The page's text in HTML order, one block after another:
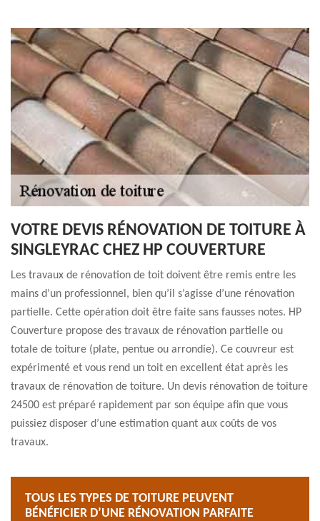
VOTRE DEVIS RÉNOVATION DE TOITURE À
SINGLEYRAC CHEZ HP COUVERTURE
Les travaux de rénovation de toit doivent être remis entre les
mains d’un professionnel, bien qu’il s’agisse d’une rénovation
partielle. Cette opération doit être faite sans fausses notes. HP
Couverture propose des travaux de rénovation partielle ou
totale de toiture (plate, pentue ou arrondie). Ce couvreur est
expérimenté et vous rend un toit en excellent état après les
travaux de rénovation de toiture. Un devis rénovation de toiture
24500 est préparé rapidement par son équipe afin que vous
puissiez disposer d’une estimation quant aux coûts de vos
travaux.
TOUS LES TYPES DE TOITURE PEUVENT
BÉNÉFICIER D’UNE RÉNOVATION PARFAITE